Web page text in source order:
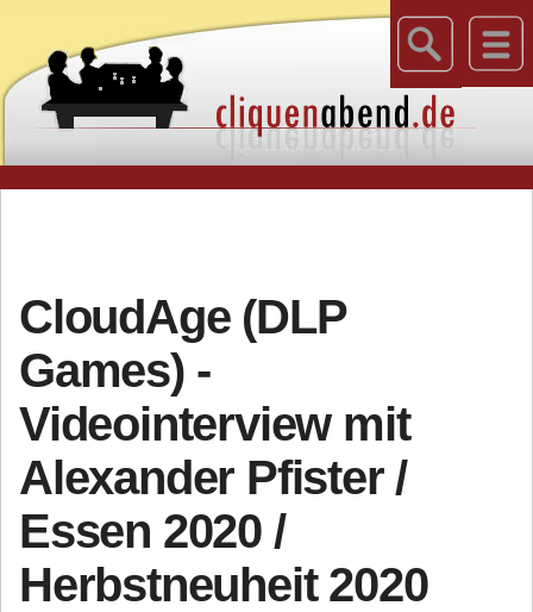
CloudAge (DLP
Games) -
Videointerview mit
Alexander Pfister /
Essen 2020 /
Herbstneuheit 2020